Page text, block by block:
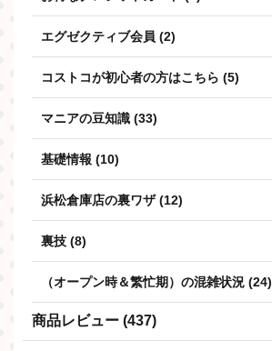
エグゼクティブ会員 (2)
コストコが初心者の方はこちら (5)
マニアの豆知識 (33)
基礎情報 (10)
浜松倉庫店の裏ワザ (12)
裏技 (8)
（オープン時＆繁忙期）の混雑状況 (24)
商品レビュー (437)